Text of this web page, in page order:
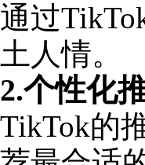
通过
土人情。
2.个性化
TikTok的